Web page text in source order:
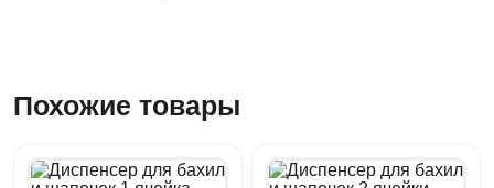
Похожие товары